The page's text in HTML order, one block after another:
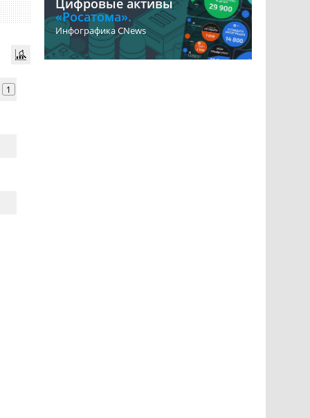
1
Цифровые активы
«Росатома».
Инфографика CNews